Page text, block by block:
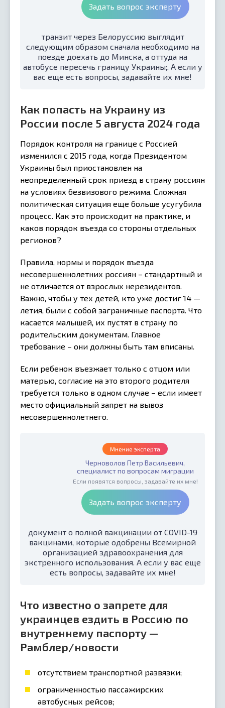
Задать вопрос эксперту
транзит через Белоруссию выглядит
следующим образом сначала необходимо на
поезде доехать до Минска, а оттуда на
автобусе пересечь границу Украины;. А если у
вас еще есть вопросы, задавайте их мне!
Как попасть на Украину из
России после 5 августа 2024 года
Порядок контроля на границе с Россией
изменился с 2015 года, когда Президентом
Украины был приостановлен на
неопределенный срок приезд в страну россиян
на условиях безвизового режима. Сложная
политическая ситуация еще больше усугубила
процесс. Как это происходит на практике, и
каков порядок въезда со стороны отдельных
регионов?
Правила, нормы и порядок въезда
несовершеннолетних россиян – стандартный и
не отличается от взрослых нерезидентов.
Важно, чтобы у тех детей, кто уже достиг 14 —
летия, были с собой заграничные паспорта. Что
касается малышей, их пустят в страну по
родительским документам. Главное
требование – они должны быть там вписаны.
Если ребенок въезжает только с отцом или
матерью, согласие на это второго родителя
требуется только в одном случае – если имеет
место официальный запрет на вывоз
несовершеннолетнего.
Мнение эксперта
Черноволов Петр Васильевич,
специалист по вопросам миграции
Если появятся вопросы, задавайте их мне!
Задать вопрос эксперту
документ о полной вакцинации от COVID-19
вакцинами, которые одобрены Всемирной
организацией здравоохранения для
экстренного использования. А если у вас еще
есть вопросы, задавайте их мне!
Что известно о запрете для
украинцев ездить в Россию по
внутреннему паспорту —
Рамблер/новости
отсутствием транспортной развязки;
ограниченностью пассажирских
автобусных рейсов;